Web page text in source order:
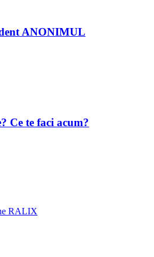
ANONIMUL
Ce te faci acum?
RALIX